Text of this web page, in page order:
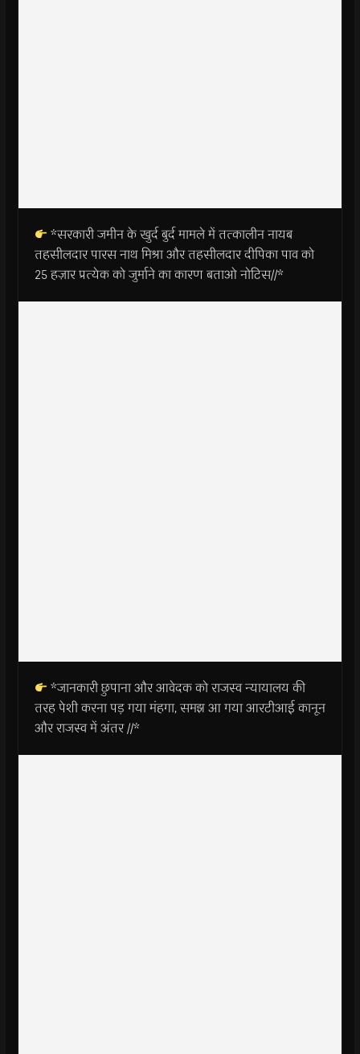
*सरकारी जमीन के खुर्द बुर्द मामले में तत्कालीन नायब
तहसीलदार पारस नाथ मिश्रा और तहसीलदार दीपिका पाव को
25 हज़ार प्रत्येक को जुर्माने का कारण बताओ नोटिस//*
*जानकारी छुपाना और आवेदक को राजस्व न्यायालय की
तरह पेशी करना पड़ गया मंहगा, समझ आ गया आरटीआई कानून
और राजस्व में अंतर //*